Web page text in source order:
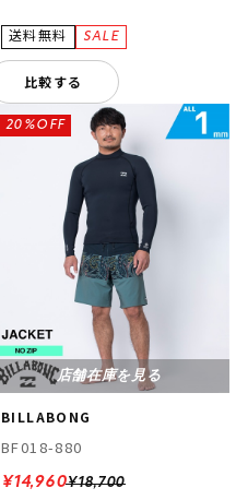
比較する
店舗在庫を見る
BILLABONG
BF018-880
¥18,700
20%OFF
¥14,960